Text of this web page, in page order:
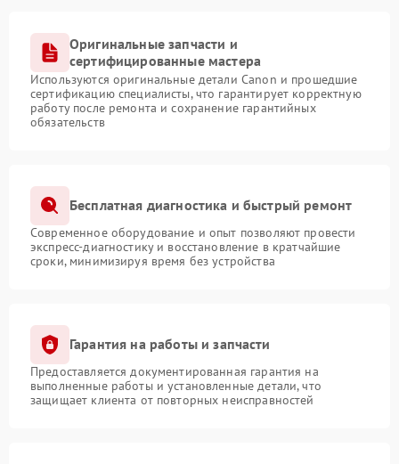
Оригинальные запчасти и
сертифицированные мастера
Используются оригинальные детали Canon и прошедшие
сертификацию специалисты, что гарантирует корректную
работу после ремонта и сохранение гарантийных
обязательств
Бесплатная диагностика и быстрый ремонт
Современное оборудование и опыт позволяют провести
экспресс-диагностику и восстановление в кратчайшие
сроки, минимизируя время без устройства
Гарантия на работы и запчасти
Предоставляется документированная гарантия на
выполненные работы и установленные детали, что
защищает клиента от повторных неисправностей